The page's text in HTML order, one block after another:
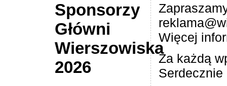
Sponsorzy
Główni
Wierszowiska
2026
Więcej
Za każdą